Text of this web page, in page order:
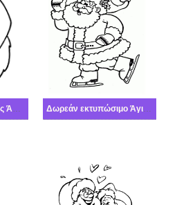
Δωρεάν εκτυπώσιμος Άγιος Βασίλης Δωρεάν εκτυπώσιμο Άγιο Βασίλη